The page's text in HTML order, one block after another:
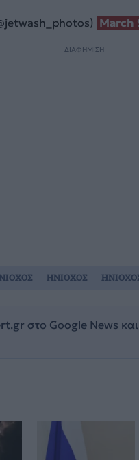
March
ΔΙΑΦΗΜΙΣΗ
στο Google News
ΗΝΙΟΧΟΣ